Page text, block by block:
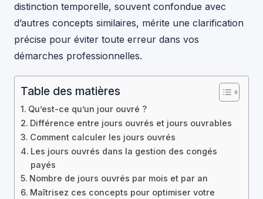
distinction temporelle, souvent confondue avec
d’autres concepts similaires, mérite une clarification
précise pour éviter toute erreur dans vos
démarches professionnelles.
Table des matières
Qu’est-ce qu’un jour ouvré ?
Différence entre jours ouvrés et jours ouvrables
Comment calculer les jours ouvrés
Les jours ouvrés dans la gestion des congés
payés
Nombre de jours ouvrés par mois et par an
Maîtrisez ces concepts pour optimiser votre